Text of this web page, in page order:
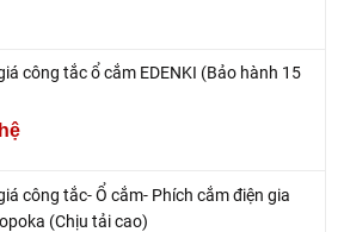
công tắc ổ cắm EDENKI (Bảo hành 15
công tắc- Ổ cắm- Phích cắm điện gia
(Chịu tải cao)